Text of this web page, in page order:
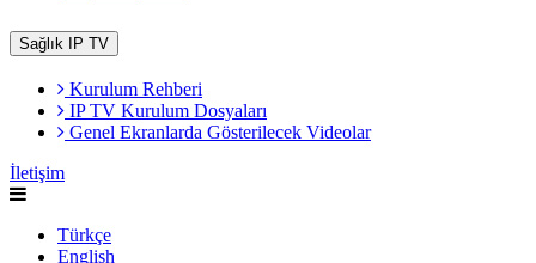
Sağlık IP TV
Kurulum Rehberi
IP TV Kurulum Dosyaları
Genel Ekranlarda Gösterilecek Videolar
İletişim
Türkçe
English